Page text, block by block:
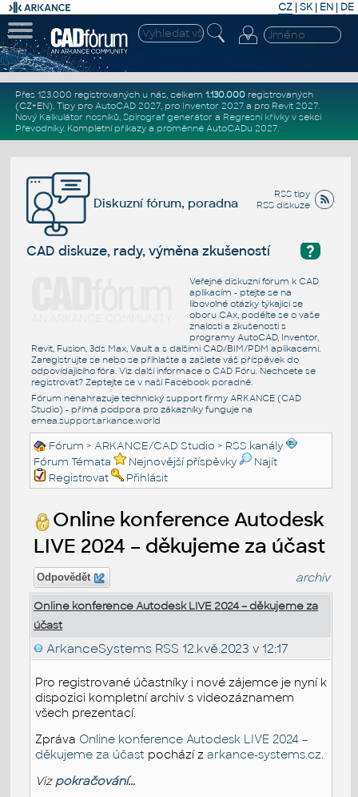
CZ | SK| EN | DE
Přes 123.000 registrovaných u nás, celkem 1.130.000registrovaných
(CZ+EN). Tipy pro AutoCAD 2027, pro Inventor 2027a pro Revit 2027.
Nový Kalkulátor nosníků, Spirograf generátor a Regresní křivkyv sekci
Převodníky. Kompletní příkazya proměnné AutoCADu 2027.
RSS tipy
RSS diskuze
Diskuzní fórum, poradna
?
CAD diskuze, rady, výměna zkušeností
Veřejné diskuzní fórum k CAD
aplikacím - ptejte se na
libovolné otázky týkající se
oboru CAx, podělte se o vaše
znalosti a zkušenosti s
programy AutoCAD, Inventor,
Revit, Fusion, 3ds Max, Vault a s dalšími CAD/BIM/PDM aplikacemi.
Zaregistrujte se nebo se přihlašte a zašlete váš příspěvek do
odpovídajícího fóra. Viz další informace o CAD Fóru. Nechcete se
registrovat? Zeptejte se v naší Facebook poradně.
Fórum nenahrazuje technický support firmy ARKANCE (CAD
Studio) - přímá podpora pro zákazníky funguje na
emea.support.arkance.world
Fórum >ARKANCE/CAD Studio > RSS kanály
Fórum Témata
Nejnovější příspěvky
Najít
Registrovat
Přihlásit
Online konference Autodesk
LIVE 2024 – děkujeme za účast
Odpovědět archiv
Online konference Autodesk LIVE 2024 – děkujeme za
účast
ArkanceSystems RSS 12.kvě.2023 v 12:17
Pro registrované účastníky i nové zájemce je nyní k
dispozici kompletní archiv s videozáznamem
všech prezentací.
Zpráva Online konference Autodesk LIVE 2024 –
děkujeme za účast pochází zarkance-systems.cz.
Viz pokračování...